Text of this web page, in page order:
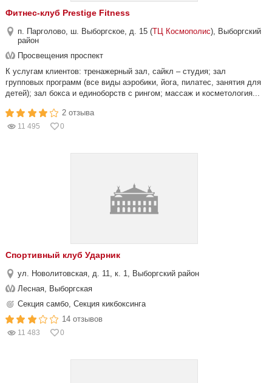
Фитнес-клуб Prestige Fitness
п. Парголово, ш. Выборгское, д. 15 (ТЦ Космополис), Выборгский
район
Просвещения проспект
К услугам клиентов: тренажерный зал, сайкл – студия; зал
групповых программ (все виды аэробики, йога, пилатес, занятия для
детей); зал бокса и единоборств с рингом; массаж и косметология...
2 отзыва
11 495 0
Cпортивный клуб Ударник
ул. Новолитовская, д. 11, к. 1, Выборгский район
Лесная, Выборгская
Секция самбо, Секция кикбоксинга
14 отзывов
11 483 0